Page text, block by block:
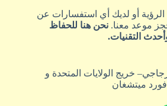
أو لديك أي استفسارات عن
موعد معنا. نحن هنا للحفاظ
التقنيات.
خريج الولايات المتحدة و
ميتشغان